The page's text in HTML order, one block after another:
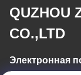
QUZHOU
CO.,LTD
Электронная